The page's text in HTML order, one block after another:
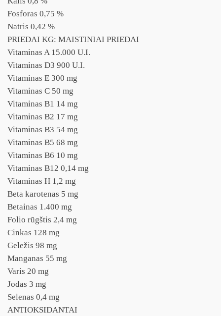
Fosforas 0,75 %
Natris 0,42 %
PRIEDAI KG: MAISTINIAI PRIEDAI
Vitaminas A 15.000 U.I.
Vitaminas D3 900 U.I.
Vitaminas E 300 mg
Vitaminas C 50 mg
Vitaminas B1 14 mg
Vitaminas B2 17 mg
Vitaminas B3 54 mg
Vitaminas B5 68 mg
Vitaminas B6 10 mg
Vitaminas B12 0,14 mg
Vitaminas H 1,2 mg
Beta karotenas 5 mg
Betainas 1.400 mg
Folio rūgštis 2,4 mg
Cinkas 128 mg
Geležis 98 mg
Manganas 55 mg
Varis 20 mg
Jodas 3 mg
Selenas 0,4 mg
ANTIOKSIDANTAI